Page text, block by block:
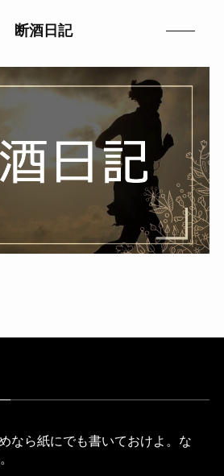
断酒日記
なら紙にでも書いておけよ。な